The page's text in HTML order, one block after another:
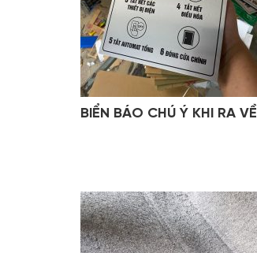
BIỂN BÁO CHÚ Ý KHI RA VỀ